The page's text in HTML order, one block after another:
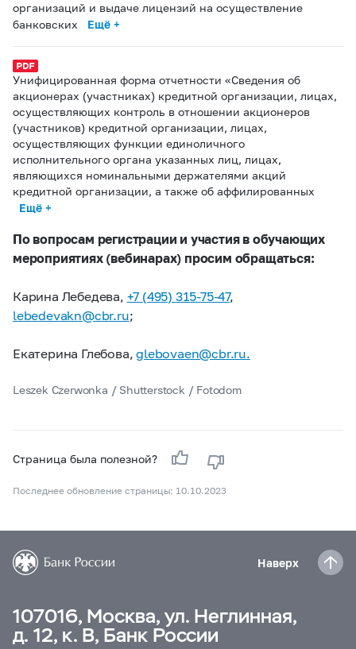
организаций и выдаче лицензий на осуществление
банковских
Ещё +
Унифицированная форма отчетности «Сведения об
акционерах (участниках) кредитной организации, лицах,
осуществляющих контроль в отношении акционеров
(участников) кредитной организации, лицах,
осуществляющих функции единоличного
исполнительного органа указанных лиц, лицах,
являющихся номинальными держателями акций
кредитной организации, а также об аффилированных
Ещё +
По вопросам регистрации и участия в обучающих
мероприятиях (вебинарах) просим обращаться:
Карина Лебедева, +7 (495) 315-75-47,
lebedevakn@cbr.ru;
Екатерина Глебова,glebovaen@cbr.ru.
Leszek Czerwonka / Shutterstock / Fotodom
Страница была полезной?
Последнее обновление страницы: 10.10.2023
Наверх
107016, Москва, ул. Неглинная,
д. 12, к. В, Банк России